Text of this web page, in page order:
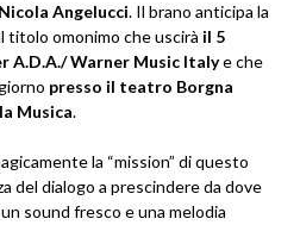
Angelucci. Il brano anticipa la
titolo omonimo che uscirà il 5
A.D.A./ Warner Music Italye che
presso il teatro Borgna
Musica.
la “mission” di questo
del dialogo a prescindere da dove
sound fresco e una melodia